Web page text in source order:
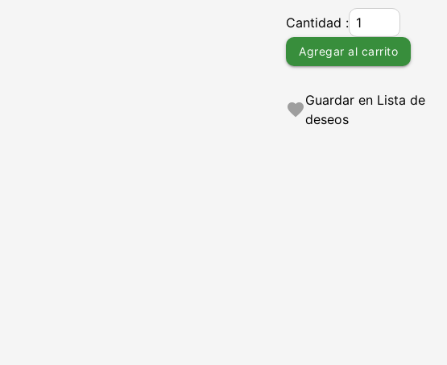
Cantidad :
Agregar al carrito
favoriteGuardar en Lista de
deseos